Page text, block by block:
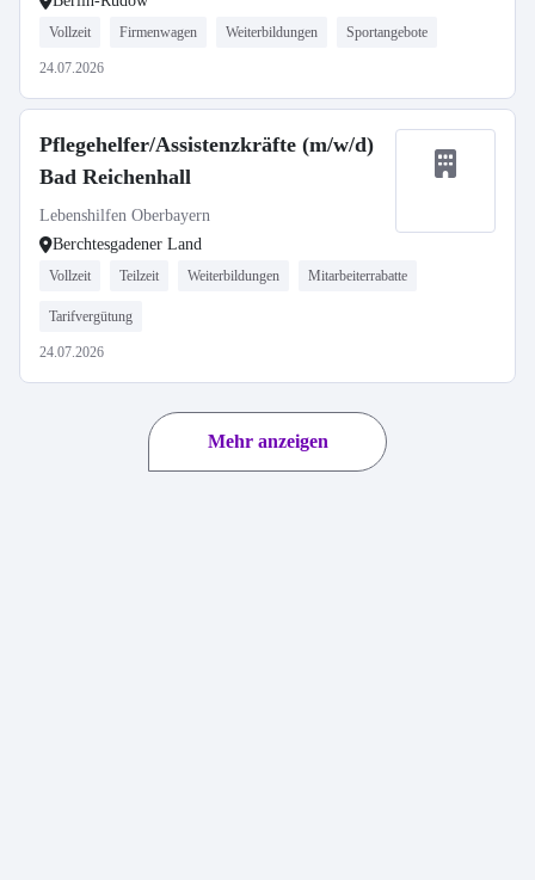
Vollzeit Firmenwagen Weiterbildungen Sportangebote
24.07.2026
Pflegehelfer/Assistenzkräfte (m/w/d)
Bad Reichenhall
Lebenshilfen Oberbayern
Berchtesgadener Land
Vollzeit Teilzeit Weiterbildungen Mitarbeiterrabatte
Tarifvergütung
24.07.2026
Mehr anzeigen